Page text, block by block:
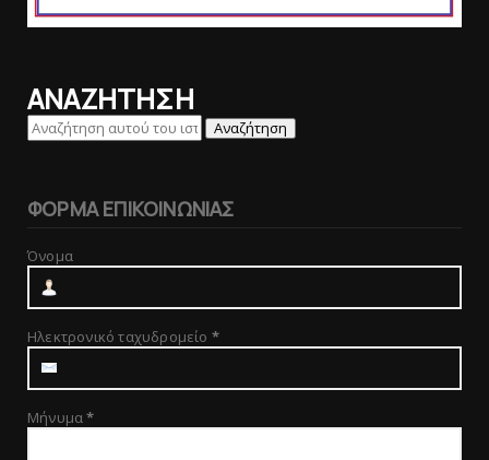
ΑΝΑΖΗΤΗΣΗ
ΦΟΡΜΑ ΕΠΙΚΟΙΝΩΝΙΑΣ
Όνομα
Ηλεκτρονικό ταχυδρομείο *
Μήνυμα*